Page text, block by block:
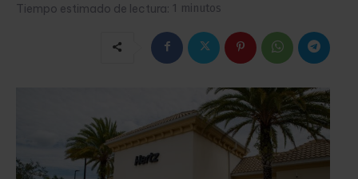
Tiempo estimado de lectura: 1 minutos